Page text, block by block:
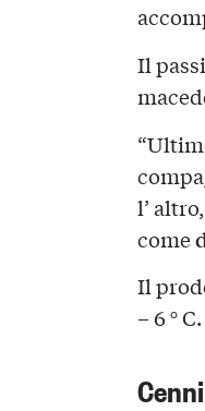
Il
l’
come
Il
– 6 ° C.